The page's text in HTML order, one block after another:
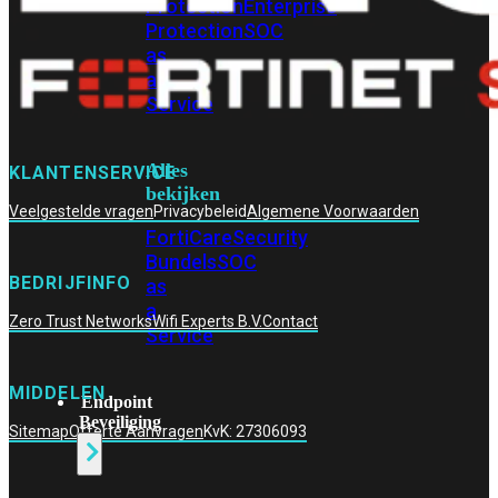
ProtectionEnterprise
ProtectionSOC
as
a
Service
Alles
bekijken
FortiCareSecurity
BundelsSOC
as
a
Service
Endpoint
Beveiliging
KLANTENSERVICE
Veelgestelde vragenPrivacybeleidAlgemene Voorwaarden
BEDRIJFINFO
Zero Trust NetworksWifi Experts B.V.Contact
MIDDELEN
SitemapOfferte AanvragenKvK: 27306093